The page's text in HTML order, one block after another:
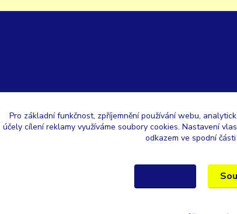
Pro základní funkčnost, zpříjemnění používání webu,
účely cílení reklamy využíváme soubory cookies. Nastavení
odkazem ve spodní